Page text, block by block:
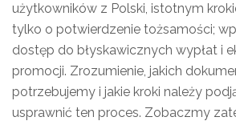
użytkowników z Polski, istotnym
tylko o potwierdzenie tożsamości;
dostęp do błyskawicznych wypłat i
promocji. Zrozumienie, jakich
potrzebujemy i jakie kroki należy
usprawnić ten proces. Zobaczmy